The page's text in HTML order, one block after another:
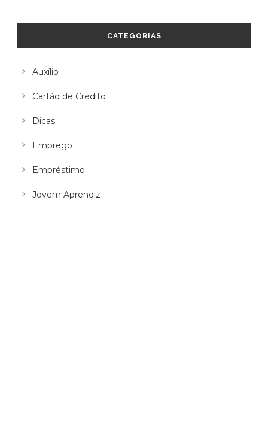
CATEGORIAS
Auxílio
Cartão de Crédito
Dicas
Emprego
Empréstimo
Jovem Aprendiz